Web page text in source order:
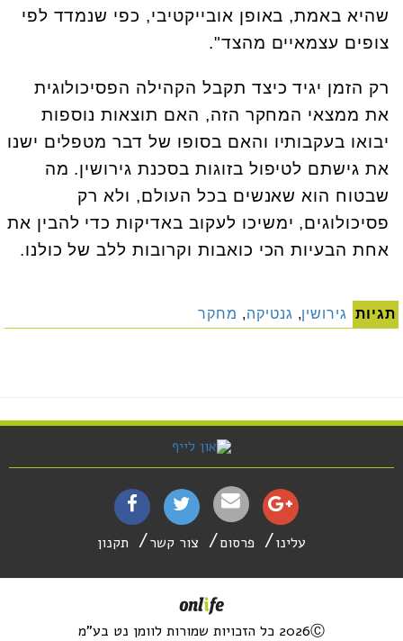
שהיא באמת, באופן אובייקטיבי, כפי שנמדד לפי
צופים עצמאיים מהצד".
רק הזמן יגיד כיצד תקבל הקהילה הפסיכולוגית
את ממצאי המחקר הזה, האם תוצאות נוספות
יבואו בעקבותיו והאם בסופו של דבר מטפלים ישנו
את גישתם לטיפול בזוגות בסכנת גירושין. מה
שבטוח הוא שאנשים בכל העולם, ולא רק
פסיכולוגים, ימשיכו לעקוב באדיקות כדי להבין את
אחת הבעיות הכי כואבות וקרובות ללב של כולנו.
תגיות גירושין, גנטיקה, מחקר
עלינו פרסום צור קשר תקנון
2026Ⓒ כל הזכויות שמורות לוומן נט בע"מ